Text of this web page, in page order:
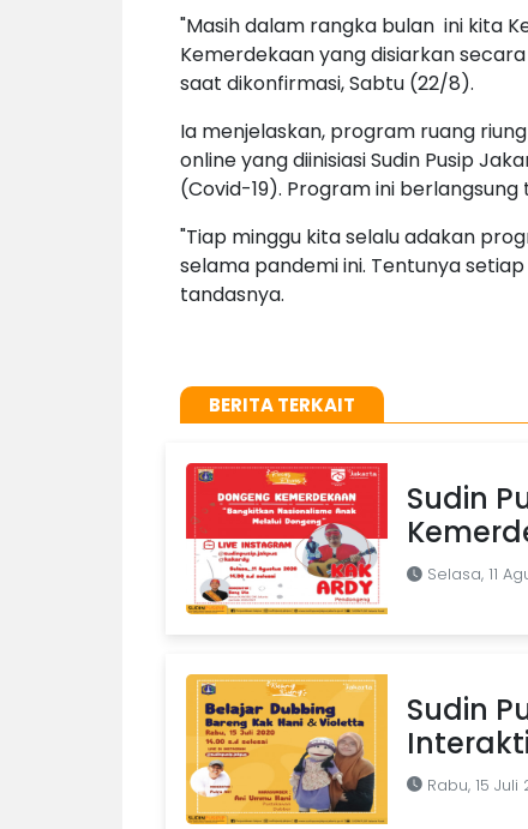
"Masih dalam rangka bulan ini kita
Kemerdekaan yang disiarkan
saat dikonfirmasi, Sabtu (22/8).
Ia menjelaskan, program ruang
online yang diinisiasi Sudin Pusip
(Covid-19). Program ini
"Tiap minggu kita selalu adakan
selama pandemi ini. Tentunya
tandasnya.
BERITA TERKAIT
Sudin
Selasa, 11
Sudin
Rabu, 15 Juli